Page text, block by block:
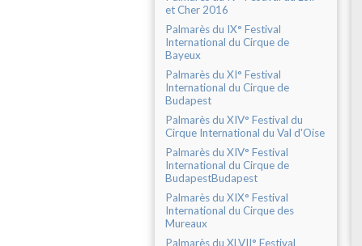
et Cher 2016
Palmarès du IX° Festival
International du Cirque de
Bayeux
Palmarès du XI° Festival
International du Cirque de
Budapest
Palmarès du XIV° Festival du
Cirque International du Val d'Oise
Palmarès du XIV° Festival
International du Cirque de
BudapestBudapest
Palmarès du XIX° Festival
International du Cirque des
Mureaux
Palmarès du XLVII° Festival